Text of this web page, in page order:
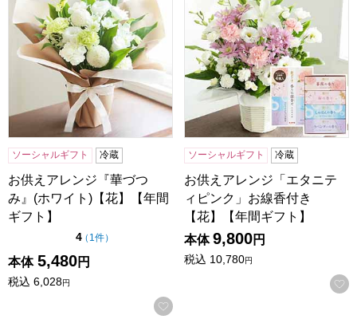
ソーシャルギフト 冷蔵
お供えアレンジ『華づつ
み』(ホワイト)【花】【年間
ギフト】
4点（5点満点中）
（ 1件の評価
）
本体 5,480円
税込 6,028円
お気に入りに登録する
ソーシャルギフト 冷蔵
お供えアレンジ「エタニテ
ィピンク」お線香付き
【花】【年間ギフト】
本体 9,800円
税込 10,780円